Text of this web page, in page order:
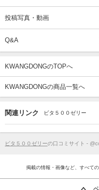
投稿写真・動画
Q&A
KWANGDONGのTOPへ
KWANGDONGの商品一覧へ
関連リンク ビタ５００ゼリー
ビタ５００ゼリーの口コミサイト -
掲載の情報・画像など、すべて